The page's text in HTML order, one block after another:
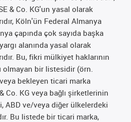
& Co. KG'un yasal olarak
Köln'ün Federal Almanya
çapında çok sayıda başka
alanında yasal olarak
Bu, fikri mülkiyet haklarının
olmayan bir listesidir (örn.
bekleyen ticari marka
Co. KG veya bağlı şirketlerinin
ABD ve/veya diğer ülkelerdeki
Bu listede bir ticari marka,